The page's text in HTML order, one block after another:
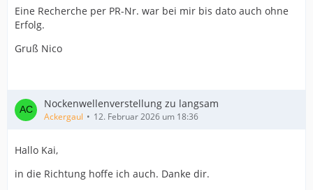
Eine Recherche per PR-Nr. war bei mir bis dato auch ohne
Erfolg.
Gruß Nico
Nockenwellenverstellung zu langsam
Ackergaul 12. Februar 2026 um 18:36
Hallo Kai,
in die Richtung hoffe ich auch. Danke dir.